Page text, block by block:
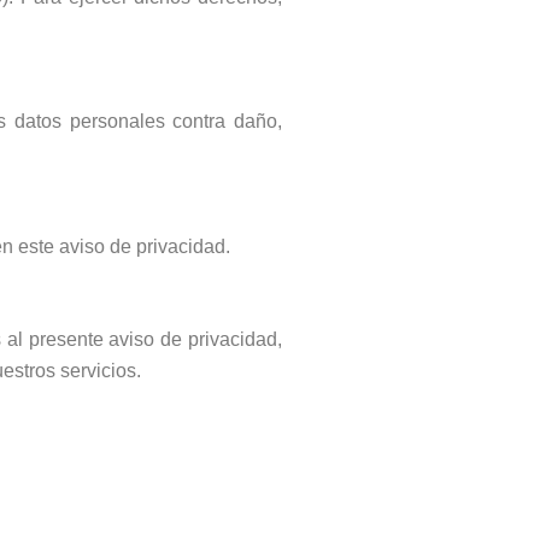
datos personales contra daño,
este aviso de privacidad.
presente aviso de privacidad,
servicios.